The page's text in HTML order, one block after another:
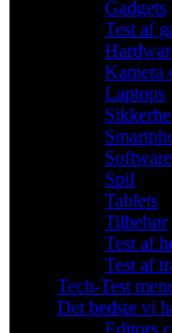
Gadgets
Test af
Kamera
Laptops
Software
Spil
Tablets
Tilbehør
Test af
Test af
Tech-Test
Det bedste vi
Editors